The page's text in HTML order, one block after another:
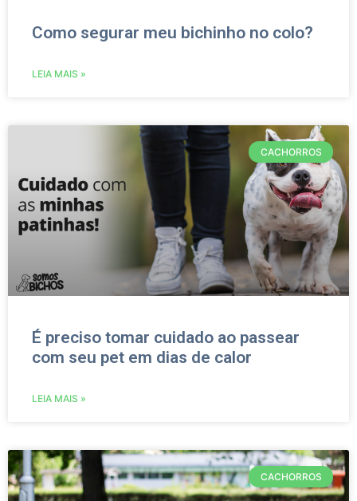
Como segurar meu bichinho no colo?
LEIA MAIS »
CACHORROS
É preciso tomar cuidado ao passear
com seu pet em dias de calor
LEIA MAIS »
CACHORROS